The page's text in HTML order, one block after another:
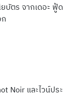
บัตร จากเดอะ ฟู้ด
Noir และไวน์ประ